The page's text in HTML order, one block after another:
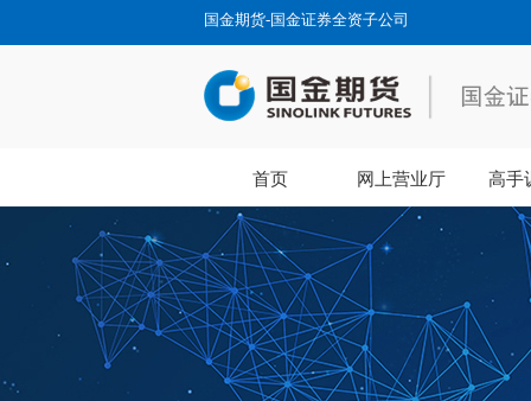
国金期货-国金证券全资子公司
首页 网上营业厅 高手